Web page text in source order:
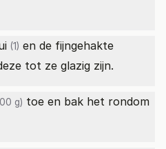
(1) en de fijngehakte
tot ze glazig zijn.
g) toe en bak het rondom